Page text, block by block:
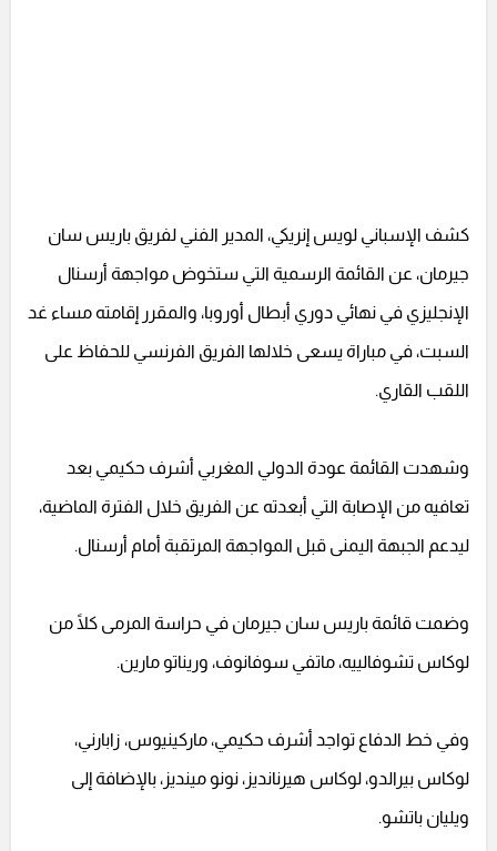
كشف الإسباني لويس إنريكي، المدير الفني لفريق باريس سان
جيرمان، عن القائمة الرسمية التي ستخوض مواجهة أرسنال
الإنجليزي في نهائي دوري أبطال أوروبا، والمقرر إقامته مساء غد
السبت، في مباراة يسعى خلالها الفريق الفرنسي للحفاظ على
اللقب القاري.
وشهدت القائمة عودة الدولي المغربي أشرف حكيمي بعد
تعافيه من الإصابة التي أبعدته عن الفريق خلال الفترة الماضية،
ليدعم الجبهة اليمنى قبل المواجهة المرتقبة أمام أرسنال.
وضمت قائمة باريس سان جيرمان في حراسة المرمى كلًا من
لوكاس تشوفالييه، ماتفي سوفانوف، وريناتو مارين.
وفي خط الدفاع تواجد أشرف حكيمي، ماركينيوس، زابارني،
لوكاس بيرالدو، لوكاس هيرنانديز، نونو مينديز، بالإضافة إلى
ويليان باتشو.